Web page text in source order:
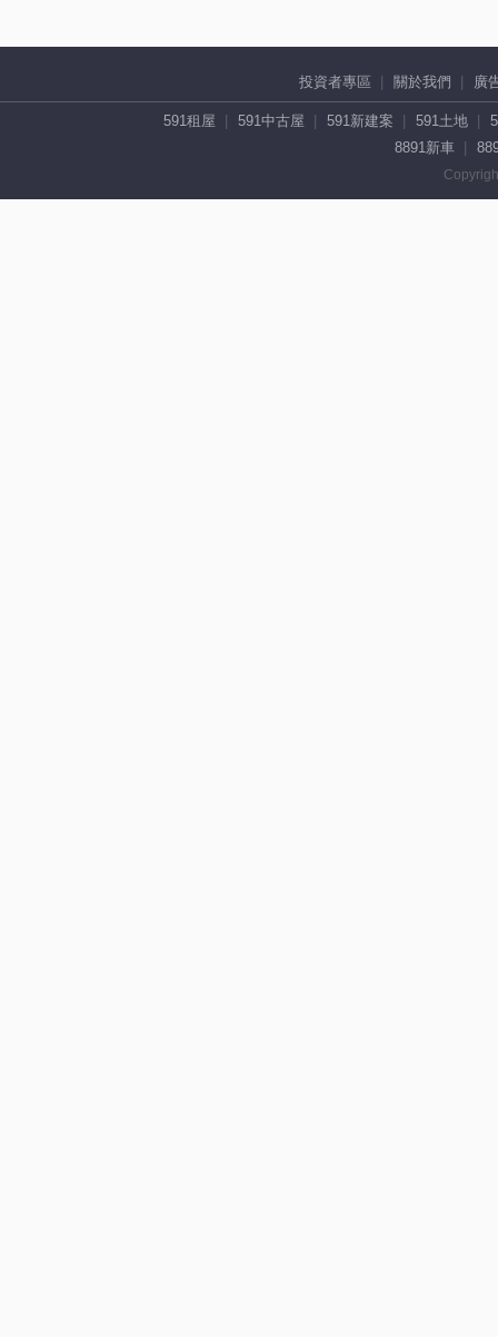
投資者專區 關於我們 廣
591租屋 591中古屋 591新建案 591土地
8891新車